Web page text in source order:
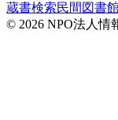
蔵書検索民間図書
© 2026 NPO法人情